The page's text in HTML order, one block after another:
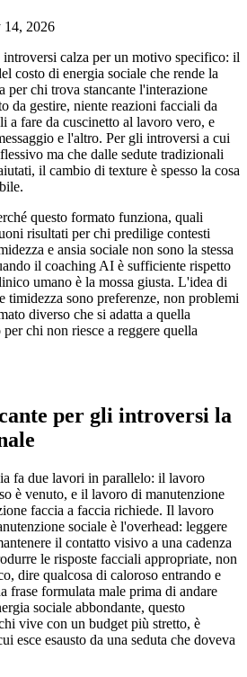
14, 2026
calza per un motivo specifico: il
costo di energia sociale che rende la
per chi trova stancante l'interazione
da gestire, niente reazioni facciali da
a fare da cuscinetto al lavoro vero, e
e l'altro. Per gli introversi a cui
ma che dalle sedute tradizionali
il cambio di texture è spesso la cosa
questo formato funziona, quali
risultati per chi predilige contesti
e ansia sociale non sono la stessa
il coaching AI è sufficiente rispetto
umano è la mossa giusta. L'idea di
timidezza sono preferenze, non problemi
diverso che si adatta a quella
chi non riesce a reggere quella
per gli introversi la
fa due lavori in parallelo: il lavoro
è venuto, e il lavoro di manutenzione
faccia a faccia richiede. Il lavoro
sociale è l'overhead: leggere
il contatto visivo a una cadenza
le risposte facciali appropriate, non
dire qualcosa di caloroso entrando e
frase formulata male prima di andare
sociale abbondante, questo
vive con un budget più stretto, è
esce esausto da una seduta che doveva